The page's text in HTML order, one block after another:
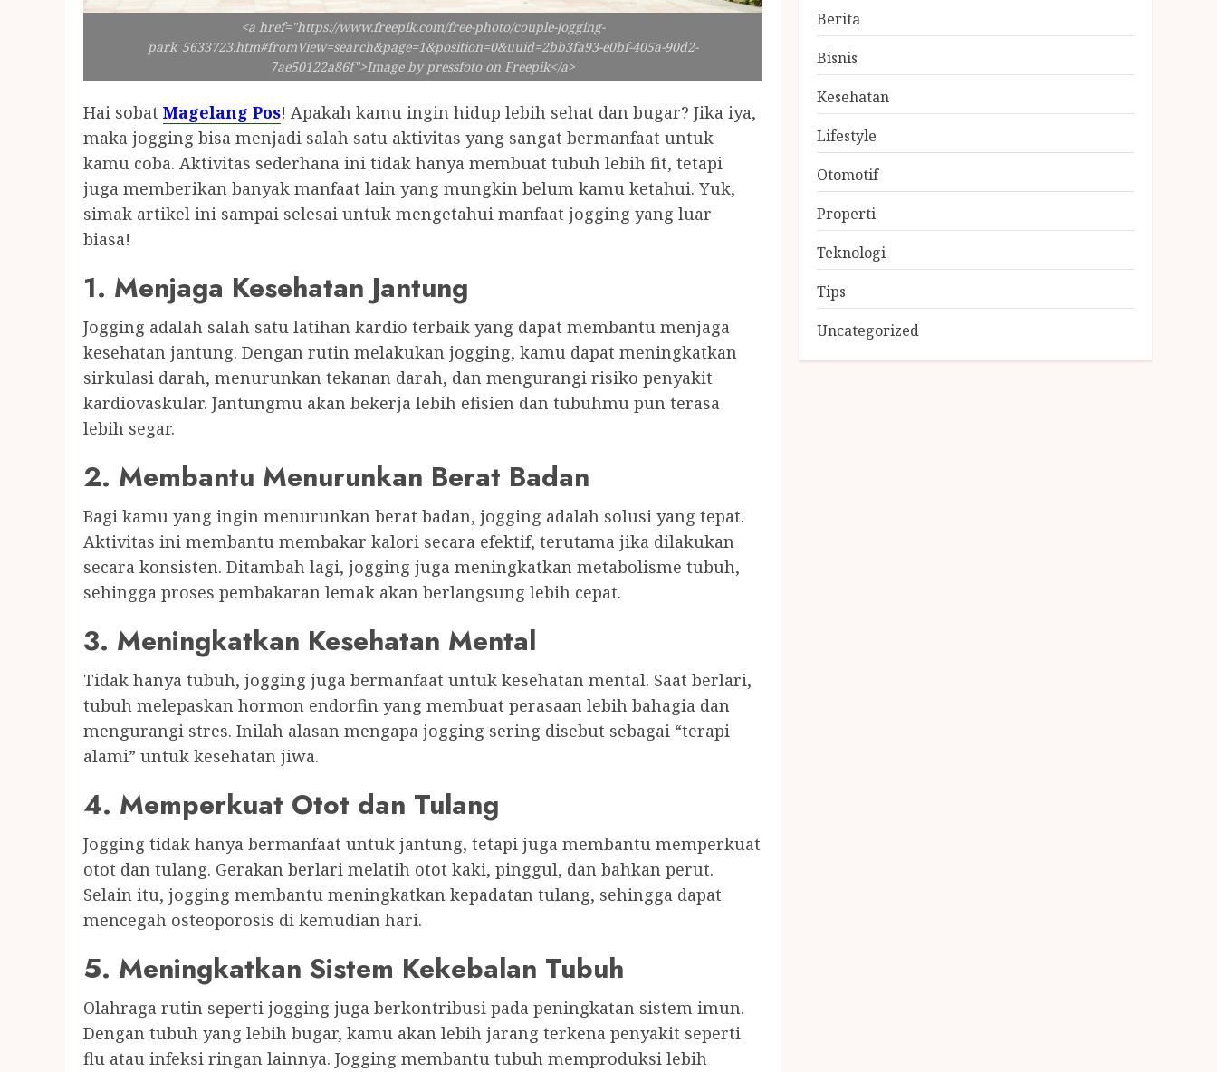
<a href="https://www.freepik.com/free-photo/couple-jogging-
park_5633723.htm#fromView=search&page=1&position=0&uuid=2bb3fa93-e0bf-405a-90d2-
7ae50122a86f">Image by pressfoto on Freepik</a>
Hai sobat Magelang Pos! Apakah kamu ingin hidup lebih sehat dan bugar? Jika iya,
maka jogging bisa menjadi salah satu aktivitas yang sangat bermanfaat untuk
kamu coba. Aktivitas sederhana ini tidak hanya membuat tubuh lebih fit, tetapi
juga memberikan banyak manfaat lain yang mungkin belum kamu ketahui. Yuk,
simak artikel ini sampai selesai untuk mengetahui manfaat jogging yang luar
biasa!
1. Menjaga Kesehatan Jantung
Jogging adalah salah satu latihan kardio terbaik yang dapat membantu menjaga
kesehatan jantung. Dengan rutin melakukan jogging, kamu dapat meningkatkan
sirkulasi darah, menurunkan tekanan darah, dan mengurangi risiko penyakit
kardiovaskular. Jantungmu akan bekerja lebih efisien dan tubuhmu pun terasa
lebih segar.
2. Membantu Menurunkan Berat Badan
Bagi kamu yang ingin menurunkan berat badan, jogging adalah solusi yang tepat.
Aktivitas ini membantu membakar kalori secara efektif, terutama jika dilakukan
secara konsisten. Ditambah lagi, jogging juga meningkatkan metabolisme tubuh,
sehingga proses pembakaran lemak akan berlangsung lebih cepat.
3. Meningkatkan Kesehatan Mental
Tidak hanya tubuh, jogging juga bermanfaat untuk kesehatan mental. Saat berlari,
tubuh melepaskan hormon endorfin yang membuat perasaan lebih bahagia dan
mengurangi stres. Inilah alasan mengapa jogging sering disebut sebagai “terapi
alami” untuk kesehatan jiwa.
4. Memperkuat Otot dan Tulang
Jogging tidak hanya bermanfaat untuk jantung, tetapi juga membantu memperkuat
otot dan tulang. Gerakan berlari melatih otot kaki, pinggul, dan bahkan perut.
Selain itu, jogging membantu meningkatkan kepadatan tulang, sehingga dapat
mencegah osteoporosis di kemudian hari.
5. Meningkatkan Sistem Kekebalan Tubuh
Olahraga rutin seperti jogging juga berkontribusi pada peningkatan sistem imun.
Dengan tubuh yang lebih bugar, kamu akan lebih jarang terkena penyakit seperti
flu atau infeksi ringan lainnya. Jogging membantu tubuh memproduksi lebih
Berita
Bisnis
Kesehatan
Lifestyle
Otomotif
Properti
Teknologi
Tips
Uncategorized